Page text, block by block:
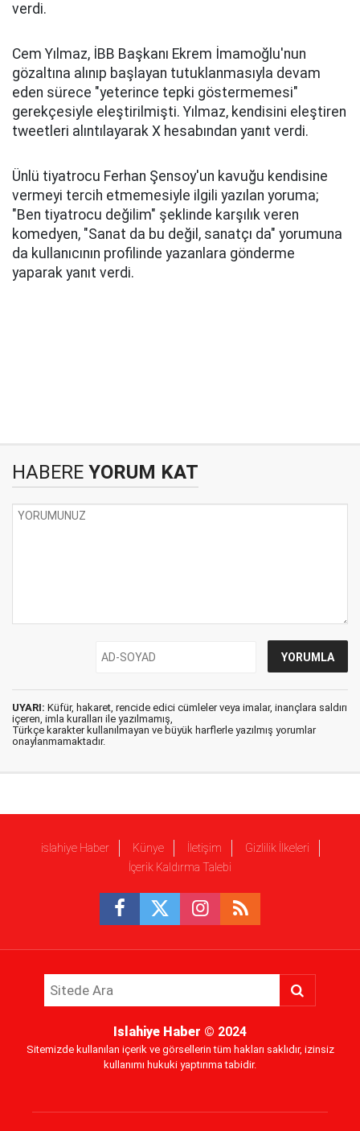
verdi.
Cem Yılmaz, İBB Başkanı Ekrem İmamoğlu'nun
gözaltına alınıp başlayan tutuklanmasıyla devam
eden sürece "yeterince tepki göstermemesi"
gerekçesiyle eleştirilmişti. Yılmaz, kendisini eleştiren
tweetleri alıntılayarak X hesabından yanıt verdi.
Ünlü tiyatrocu Ferhan Şensoy'un kavuğu kendisine
vermeyi tercih etmemesiyle ilgili yazılan yoruma;
"Ben tiyatrocu değilim" şeklinde karşılık veren
komedyen, "Sanat da bu değil, sanatçı da" yorumuna
da kullanıcının profilinde yazanlara gönderme
yaparak yanıt verdi.
HABERE YORUM KAT
UYARI: Küfür, hakaret, rencide edici cümleler veya imalar, inançlara saldırı
içeren, imla kuralları ile yazılmamış,
Türkçe karakter kullanılmayan ve büyük harflerle yazılmış yorumlar
onaylanmamaktadır.
islahiye Haber Künye İletişim
Gizlilik İlkeleri
İçerik Kaldırma Talebi
Islahiye Haber © 2024
Sitemizde kullanılan içerik ve görsellerin tüm hakları saklıdır, izinsiz
kullanımı hukuki yaptırıma tabidir.